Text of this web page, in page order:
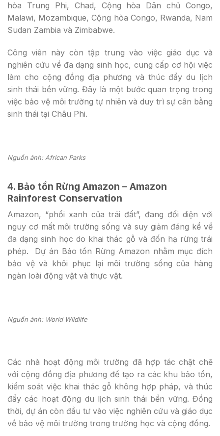
hòa Trung Phi, Chad, Cộng hòa Dân chủ Congo,
Malawi, Mozambique, Cộng hòa Congo, Rwanda, Nam
Sudan Zambia và Zimbabwe.
Công viên này còn tập trung vào việc giáo dục và
nghiên cứu về đa dạng sinh học, cung cấp cơ hội việc
làm cho cộng đồng địa phương và thúc đẩy du lịch
sinh thái bền vững. Đây là một bước quan trọng trong
việc bảo vệ môi trường tự nhiên và duy trì sự cân bằng
sinh thái tại Châu Phi.
Nguồn ảnh: African Parks
4. Bảo tồn Rừng Amazon – Amazon
Rainforest Conservation
Amazon, “phổi xanh của trái đất”, đang đối diện với
nguy cơ mất môi trường sống và suy giảm đáng kể về
đa dạng sinh học do khai thác gỗ và đốn hạ rừng trái
phép. Dự án Bảo tồn Rừng Amazon nhằm mục đích
bảo vệ và khôi phục lại môi trường sống của hàng
ngàn loài động vật và thực vật.
Nguồn ảnh: World Wildlife
Các nhà hoạt động môi trường đã hợp tác chặt chẽ
với cộng đồng địa phương để tạo ra các khu bảo tồn,
kiểm soát việc khai thác gỗ không hợp pháp, và thúc
đẩy các hoạt động du lịch sinh thái bền vững. Đồng
thời, dự án còn đầu tư vào việc nghiên cứu và giáo dục
về bảo vệ môi trường trong trường học và cộng đồng.